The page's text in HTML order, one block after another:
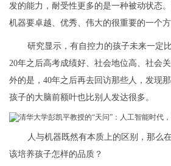
发的能力，耐受性更多的是一种被动状态
机器要卓越、优秀、伟大的很重要的一个方
研究显示，有自控力的孩子未来一定
20年之后高考成绩好、社会地位高、社会
外的是，40年之后再去回访那些人，发现
孩子的大脑前额叶也比别人发达很多。
人与机器既然有本质上的区别，那么
该培养孩子怎样的品质？